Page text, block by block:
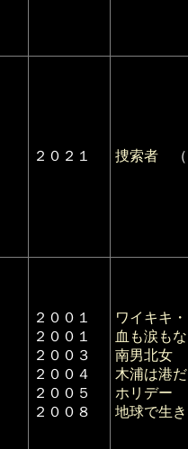
２０２１ 捜索者（
２００１
２００１
２００３
２００４
２００５
２００８
ワイキキ
血も涙も
南男北女
木浦は港だ
ホリデー
地球で生